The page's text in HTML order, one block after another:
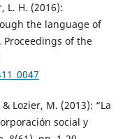
L. H. (2016):
the language of
Proceedings of the
Lozier, M. (2013): “La
social y